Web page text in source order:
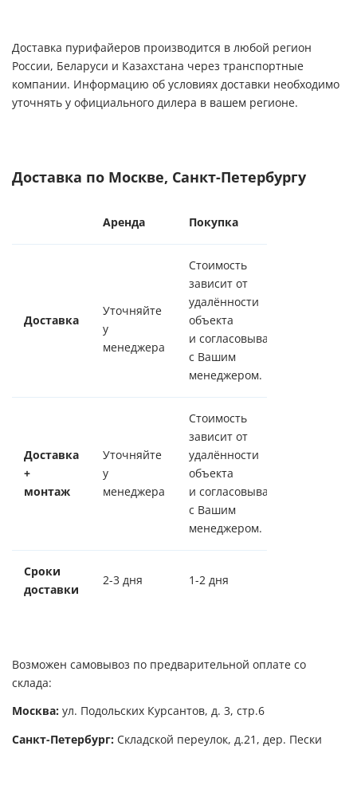
Доставка пурифайеров производится в любой регион
России, Беларуси и Казахстана через транспортные
компании. Информацию об условиях доставки необходимо
уточнять у официального дилера в вашем регионе.
Доставка по Москве, Санкт-Петербургу
Аренда Покупка
Доставка
Уточняйте
у
менеджера
Стоимость
зависит от
удалённости
объекта
и согласовывается
с Вашим
менеджером.
Доставка
+
монтаж
Уточняйте
у
менеджера
Стоимость
зависит от
удалённости
объекта
и согласовывается
с Вашим
менеджером.
Сроки
доставки
2-3 дня 1-2 дня
Возможен самовывоз по предварительной оплате со
склада:
Москва: ул. Подольских Курсантов, д. 3, стр.6
Санкт-Петербург: Складской переулок, д.21, дер. Пески